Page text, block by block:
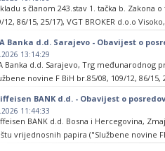
javnost da smo dana
u kupovini 159.865 redovnih
broja dionica emitenta, po jediničnoj
s članom 243.stav 1. tačka b. Zakona
12, 86/15, 25/17), VGT BROKER d.o.o
31.03.2026. godine posredovao u
Breza (simbol UDRNRK2), i to :
kupovini i prodaji 46.139 dionica, odnosno
Banka d.d. Sarajevo - Obavijest o
13:14:29
Banka d.d. Sarajevo, Trg međunarodnog
novine F BiH br.85/08, 109/12, 86/15,
dana 31.03.2026. godine, na Sarajevskoj
ŠIPAD KOMERC DD SARAJEVO,
BANK d.d. - Obavijest o
11:44:33
BANK d.d. Bosna i Hercegovina,
vrijednosnih papira ("Službene novine